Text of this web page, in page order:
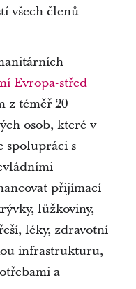
všech členů
Evropa-střed
z téměř 20
osob, které v
spolupráci s
přijímací
lůžkoviny,
léky, zdravotní
infrastrukturu,
a